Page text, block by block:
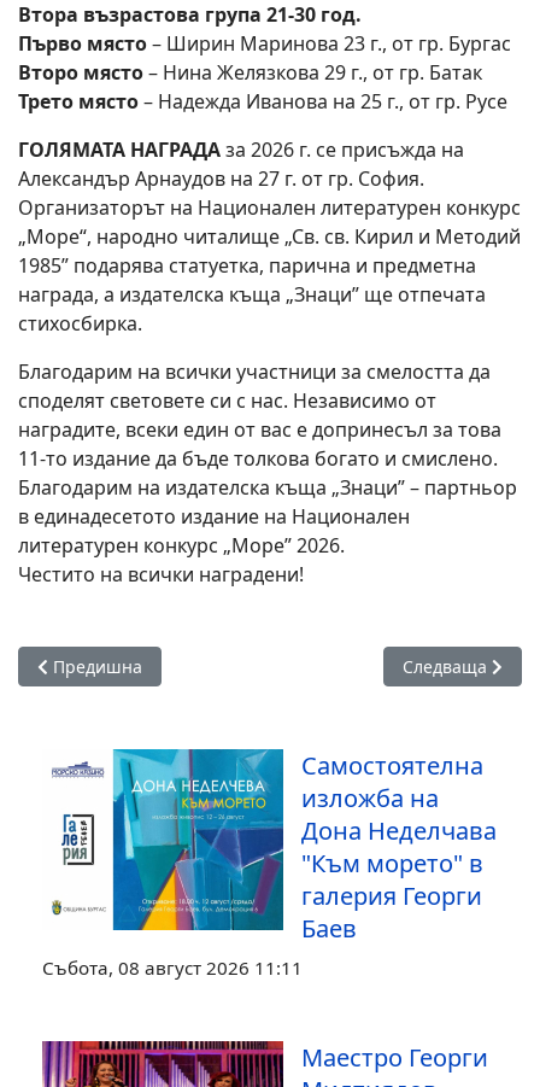
Втора възрастова група 21-30 год.
Първо място– Ширин Маринова 23 г., от гр. Бургас
Второ място– Нина Желязкова 29 г., от гр. Батак
Трето място– Надежда Иванова на 25 г., от гр. Русе
ГОЛЯМАТА НАГРАДАза 2026 г. се присъжда на
Александър Арнаудов на 27 г. от гр. София.
Организаторът на Национален литературен конкурс
„Море“, народно читалище „Св. св. Кирил и Методий
1985” подарява статуетка, парична и предметна
награда, а издателска къща „Знаци” ще отпечата
стихосбирка.
Благодарим на всички участници за смелостта да
споделят световете си с нас. Независимо от
наградите, всеки един от вас е допринесъл за това
11-то издание да бъде толкова богато и смислено.
Благодарим на издателска къща „Знаци” – партньор
в единадесетото издание на Национален
литературен конкурс „Море” 2026.
Честито на всички наградени!
Предишна статия: Бургас и Япония обсъждат бъдещи
Предишна Следваща
Следваща
Самостоятелна
изложба на
Дона Неделчава
"Към морето" в
галерия Георги
Баев
Събота, 08 август 2026 11:11
Маестро Георги